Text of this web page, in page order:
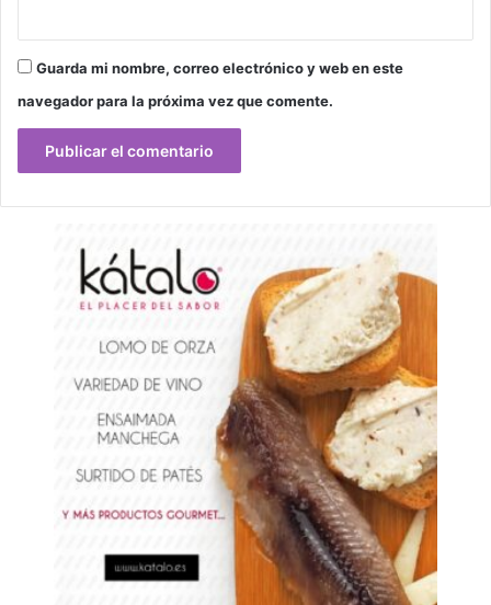
Guarda mi nombre, correo electrónico y web en este
navegador para la próxima vez que comente.